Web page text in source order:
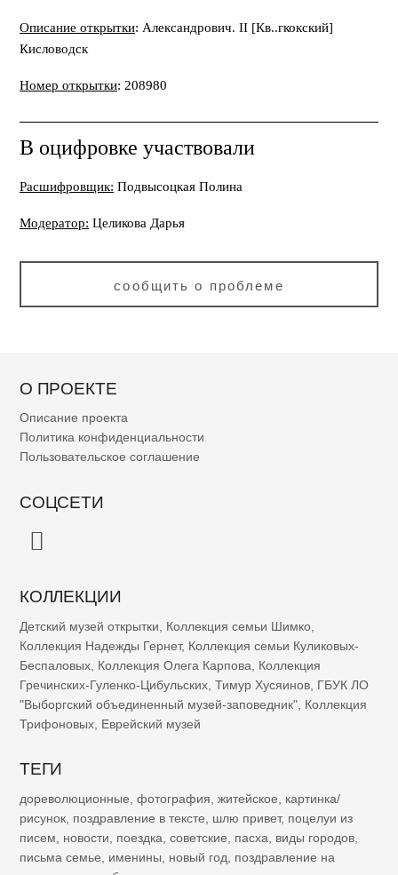
Описание открытки: Александрович. II [Кв..гкокский]
Кисловодск
Номер открытки: 208980
В оцифровке участвовали
Расшифровщик: Подвысоцкая Полина
Модератор: Целикова Дарья
сообщить о проблеме
О ПРОЕКТЕ
Описание проекта
Политика конфиденциальности
Пользовательское соглашение
СОЦСЕТИ
КОЛЛЕКЦИИ
Детский музей открытки Коллекция семьи Шимко
Коллекция Надежды Гернет, Коллекция семьи Куликовых-
Беспаловых Коллекция Олега Карпова
Коллекция
Гречинских-Гуленко-Цибульских Тимур Хусяинов ГБУК ЛО
"Выборгский объединенный музей-заповедник" Коллекция
Трифоновых Еврейский музей
ТЕГИ
дореволюционные фотография житейское
картинка/
рисунок поздравление в тексте шлю привет, поцелуи из
писем
новости поездка советские пасха виды городов
письма семье
именины новый год
поздравление на